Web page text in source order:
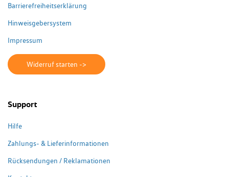
Barrierefreiheitserklärung
Hinweisgebersystem
Impressum
Widerruf starten ->
Support
Hilfe
Zahlungs- & Lieferinformationen
Rücksendungen / Reklamationen